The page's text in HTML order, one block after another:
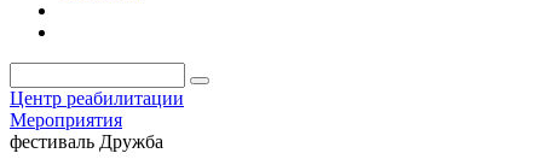
Центр реабилитации
Мероприятия
фестиваль Дружба